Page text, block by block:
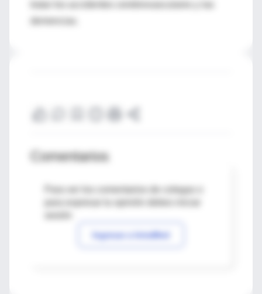
Comentarios
Para ver los comentarios de colegas o
Ingresar a IntraMed